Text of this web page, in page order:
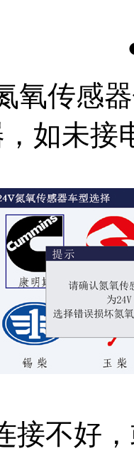
氧传感
如未接
接不好